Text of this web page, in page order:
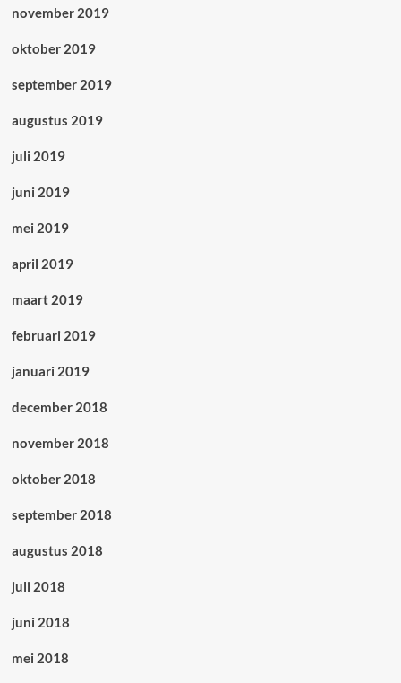
november 2019
oktober 2019
september 2019
augustus 2019
juli 2019
juni 2019
mei 2019
april 2019
maart 2019
februari 2019
januari 2019
december 2018
november 2018
oktober 2018
september 2018
augustus 2018
juli 2018
juni 2018
mei 2018